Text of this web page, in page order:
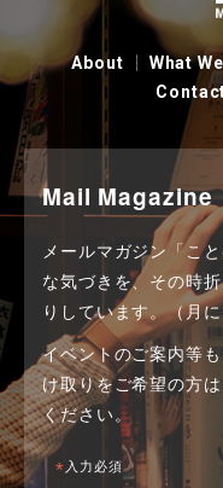
About What
Mail Magazine
メールマガジン「こ
な気づきを、その時
りしています。（月
イベントのご案内等
け取りをご希望の方
ください。
* 入力必須